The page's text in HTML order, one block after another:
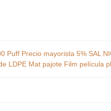
Puff Precio mayorista 5% SAL
LDPE Mat pajote Film película